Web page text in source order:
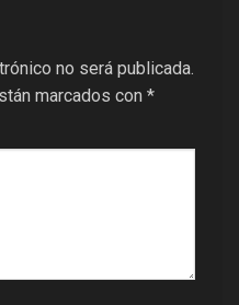
no será publicada.
marcados con *